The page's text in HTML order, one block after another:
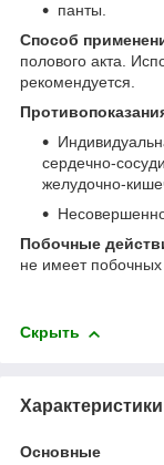
панты.
Способ
полового акта.
рекомендуется.
сердечно-
желудочно-
Побочные
не имеет побочных
Скрыть
Характеристики
Основные